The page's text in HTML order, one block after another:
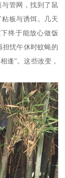
管网，找到了鼠
板与诱饵。几天
终于能放心做饭
担忧午休时蚊蝇的
逢”。这些改变，